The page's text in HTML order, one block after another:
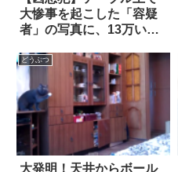
大惨事を起こした「容疑
者」の写真に、13万いい
どうぶつ
大発明！天井からボール